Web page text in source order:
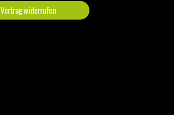
Vertrag widerrufen